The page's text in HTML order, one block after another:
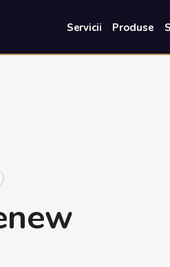
Servicii Produse